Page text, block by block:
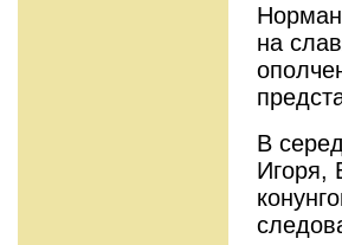
на
В
Игоря,